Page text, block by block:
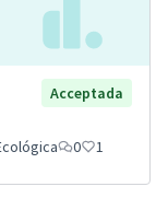
Acceptada
0 1